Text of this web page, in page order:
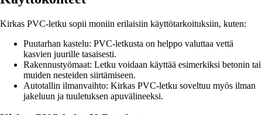
Kirkas PVC-letku sopii moniin erilaisiin käyttötarkoituksiin, kuten:
Puutarhan kastelu: PVC-letkusta on helppo valuttaa vettä
kasvien juurille tasaisesti.
Rakennustyömaat: Letku voidaan käyttää esimerkiksi betonin tai
muiden nesteiden siirtämiseen.
Autotallin ilmanvaihto: Kirkas PVC-letku soveltuu myös ilman
jakeluun ja tuuletuksen apuvälineeksi.